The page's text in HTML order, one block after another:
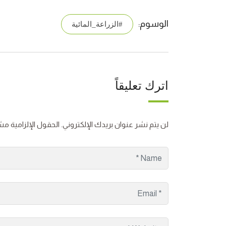
الوسوم: #الزراعة_المائية
اترك تعليقاً
لن يتم نشر عنوان بريدك الإلكتروني. الحقول الإلزامية